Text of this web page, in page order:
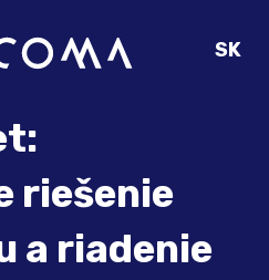
SK
riešenie
a riadenie